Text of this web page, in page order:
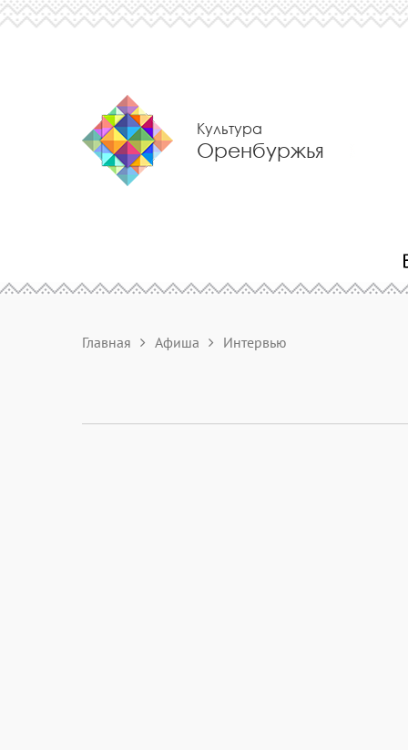
Культура
Оренбуржья
Главная Афиша Интервью